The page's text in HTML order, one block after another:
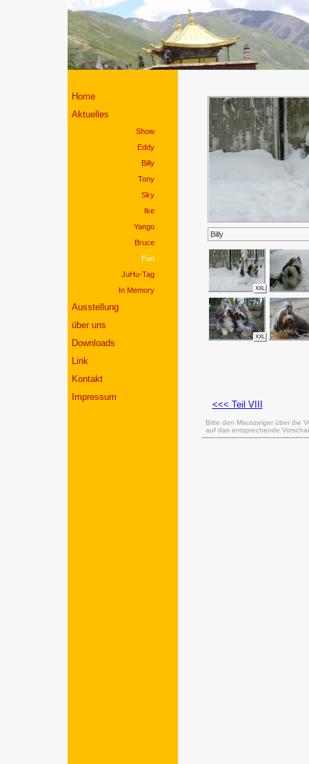
Home
Aktuelles
Show
Eddy
Billy
Tony
Sky
Ike
Yango
Bruce
Fun
JuHu-Tag
In Memory
Ausstellung
über uns
Downloads
Link
Kontakt
Impressum
Billy
XXL
XXL
<<< Teil VIII
Bitte den Mauszeiger über die
auf das entsprechende